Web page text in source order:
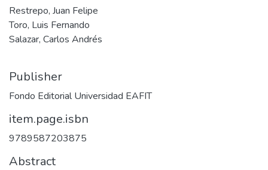
Restrepo, Juan Felipe
Toro, Luis Fernando
Salazar, Carlos Andrés
Publisher
Fondo Editorial Universidad EAFIT
item.page.isbn
9789587203875
Abstract